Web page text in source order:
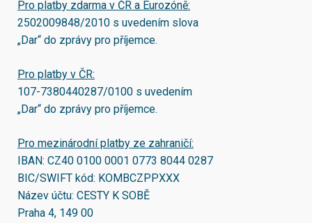
Pro platby zdarma v ČR a Eurozóně:
2502009848/2010 s uvedením slova
„Dar“ do zprávy pro příjemce.
Pro platby v ČR:
107-7380440287/0100 s uvedením
„Dar“ do zprávy pro příjemce.
Pro mezinárodní platby ze zahraničí:
IBAN: CZ40 0100 0001 0773 8044 0287
BIC/SWIFT kód: KOMBCZPPXXX
Název účtu: CESTY K SOBĚ
Praha 4, 149 00